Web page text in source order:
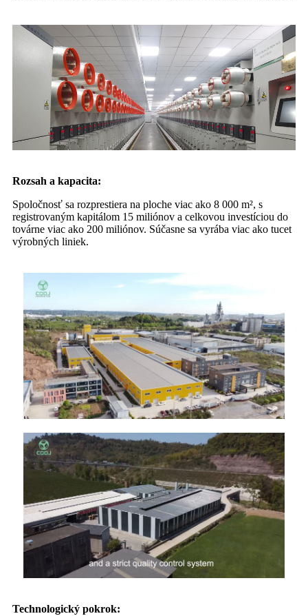
Rozsah a kapacita:
Spoločnosť sa rozprestiera na ploche viac ako 8 000 m², s
registrovaným kapitálom 15 miliónov a celkovou investíciou do
továrne viac ako 200 miliónov. Súčasne sa vyrába viac ako tucet
výrobných liniek.
Technologický pokrok: